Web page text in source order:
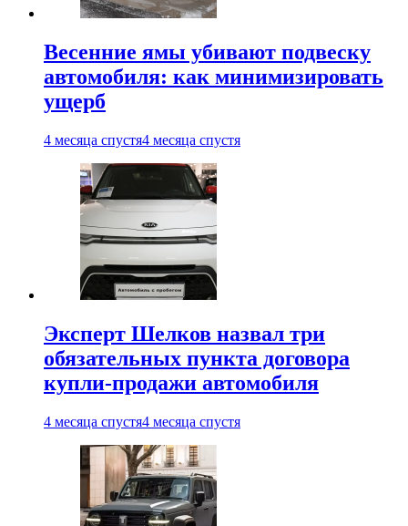
Весенние ямы убивают подвеску
автомобиля: как минимизировать
ущерб
4 месяца спустя4 месяца спустя
Эксперт Шелков назвал три
обязательных пункта договора
купли-продажи автомобиля
4 месяца спустя4 месяца спустя